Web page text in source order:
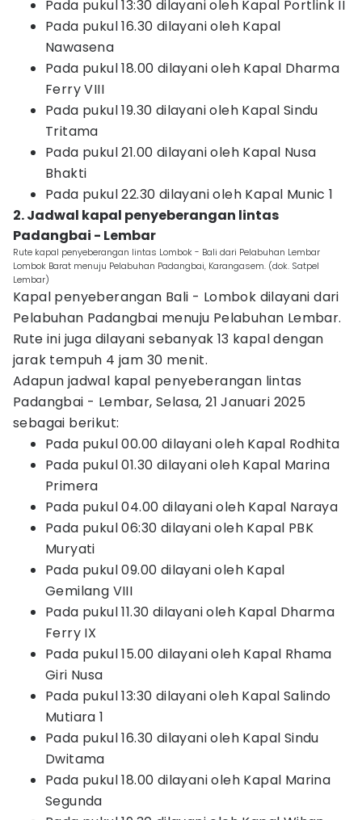
Pada pukul 13:30 dilayani oleh Kapal Portlink II
Pada pukul 16.30 dilayani oleh Kapal
Nawasena
Pada pukul 18.00 dilayani oleh Kapal Dharma
Ferry VIII
Pada pukul 19.30 dilayani oleh Kapal Sindu
Tritama
Pada pukul 21.00 dilayani oleh Kapal Nusa
Bhakti
Pada pukul 22.30 dilayani oleh Kapal Munic 1
2. Jadwal kapal penyeberangan lintas
Padangbai - Lembar
Rute kapal penyeberangan lintas Lombok - Bali dari Pelabuhan Lembar
Lombok Barat menuju Pelabuhan Padangbai, Karangasem. (dok. Satpel
Lembar)
Kapal penyeberangan Bali - Lombok dilayani dari
Pelabuhan Padangbai menuju Pelabuhan Lembar.
Rute ini juga dilayani sebanyak 13 kapal dengan
jarak tempuh 4 jam 30 menit.
Adapun jadwal kapal penyeberangan lintas
Padangbai - Lembar, Selasa, 21 Januari 2025
sebagai berikut:
Pada pukul 00.00 dilayani oleh Kapal Rodhita
Pada pukul 01.30 dilayani oleh Kapal Marina
Primera
Pada pukul 04.00 dilayani oleh Kapal Naraya
Pada pukul 06:30 dilayani oleh Kapal PBK
Muryati
Pada pukul 09.00 dilayani oleh Kapal
Gemilang VIII
Pada pukul 11.30 dilayani oleh Kapal Dharma
Ferry IX
Pada pukul 15.00 dilayani oleh Kapal Rhama
Giri Nusa
Pada pukul 13:30 dilayani oleh Kapal Salindo
Mutiara 1
Pada pukul 16.30 dilayani oleh Kapal Sindu
Dwitama
Pada pukul 18.00 dilayani oleh Kapal Marina
Segunda